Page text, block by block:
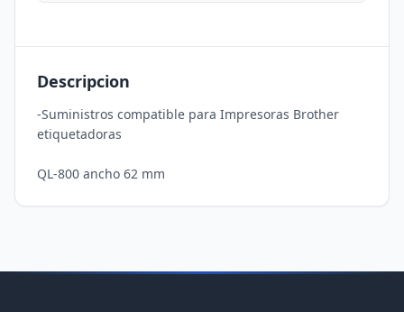
Descripcion
-Suministros compatible para Impresoras Brother
etiquetadoras